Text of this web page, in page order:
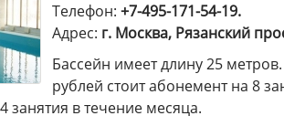
Телефон: +7-495-171-54-19.
Адрес: г. Москва, Рязанский
Бассейн имеет длину 25
рублей стоит абонемент на 8
занятия в течение месяца.